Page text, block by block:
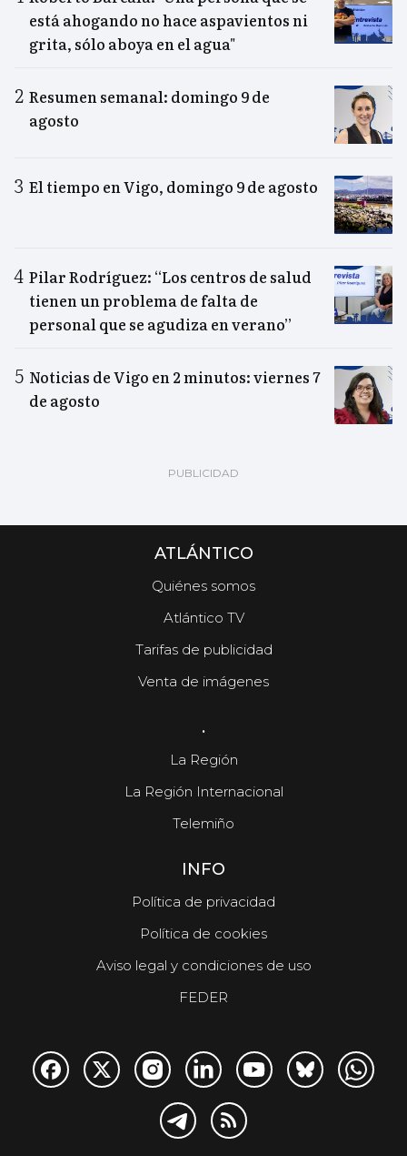
está ahogando no hace aspavientos ni
grita, sólo aboya en el agua"
Resumen semanal: domingo 9 de
agosto
El tiempo en Vigo, domingo 9 de agosto
Pilar Rodríguez: “Los centros de salud
tienen un problema de falta de
personal que se agudiza en verano”
Noticias de Vigo en 2 minutos: viernes 7
de agosto
ATLÁNTICO
Quiénes somos
Atlántico TV
Tarifas de publicidad
Venta de imágenes
.
La Región
La Región Internacional
Telemiño
INFO
Política de privacidad
Política de cookies
Aviso legal y condiciones de uso
FEDER